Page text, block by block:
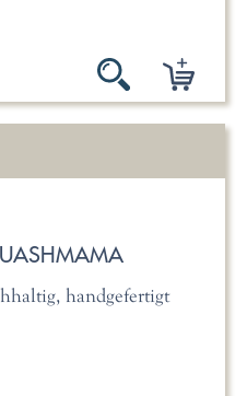
handgefertigt